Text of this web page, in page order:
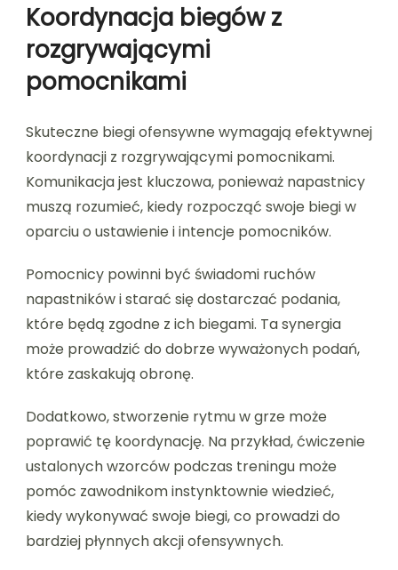
Koordynacja biegów z
rozgrywającymi
pomocnikami
Skuteczne biegi ofensywne wymagają efektywnej
koordynacji z rozgrywającymi pomocnikami.
Komunikacja jest kluczowa, ponieważ napastnicy
muszą rozumieć, kiedy rozpocząć swoje biegi w
oparciu o ustawienie i intencje pomocników.
Pomocnicy powinni być świadomi ruchów
napastników i starać się dostarczać podania,
które będą zgodne z ich biegami. Ta synergia
może prowadzić do dobrze wyważonych podań,
które zaskakują obronę.
Dodatkowo, stworzenie rytmu w grze może
poprawić tę koordynację. Na przykład, ćwiczenie
ustalonych wzorców podczas treningu może
pomóc zawodnikom instynktownie wiedzieć,
kiedy wykonywać swoje biegi, co prowadzi do
bardziej płynnych akcji ofensywnych.